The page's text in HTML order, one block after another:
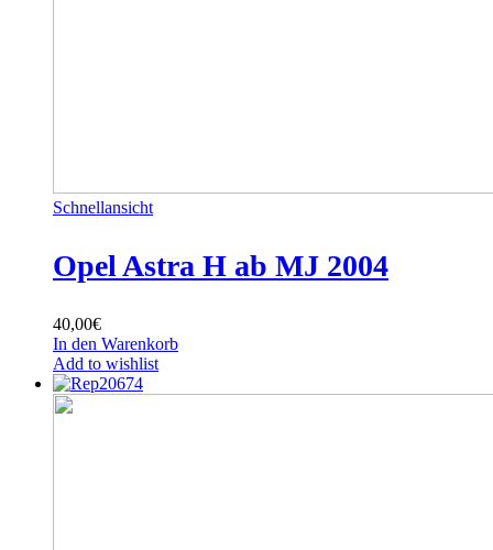
Schnellansicht
Opel Astra H ab MJ 2004
40,00€
In den Warenkorb
Add to wishlist